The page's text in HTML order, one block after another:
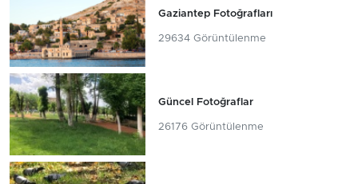
Gaziantep Fotoğrafları
29634 Görüntülenme
Güncel Fotoğraflar
26176 Görüntülenme